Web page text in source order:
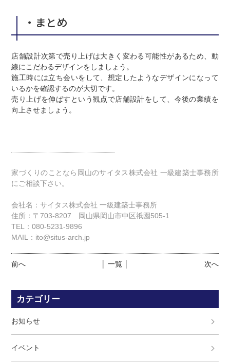
・まとめ
店舗設計次第で売り上げは大きく変わる可能性があるため、動
線にこだわるデザインをしましょう。
施工時には立ち会いをして、想定したようなデザインになって
いるかを確認するのが大切です。
売り上げを伸ばすという観点で店舗設計をして、今後の業績を
向上させましょう。
家づくりのことなら岡山のサイタス株式会社 一級建築士事務所
にご相談下さい。
会社名：サイタス株式会社 一級建築士事務所
住所：〒703-8207 岡山県岡山市中区祇園505-1
TEL：080-5231-9896
MAIL：ito@situs-arch.jp
前へ 次へ
│ 一覧 │
カテゴリー
お知らせ
イベント